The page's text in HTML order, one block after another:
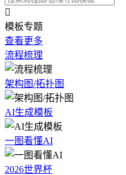

模板专题
查看更多
流程梳理
架构图/拓扑图
AI生成模板
一图看懂AI
2026世界杯